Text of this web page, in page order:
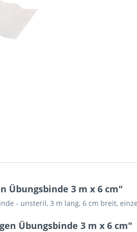
Übungsbinde 3 m x 6 cm"
- unsteril, 3 m lang, 6 cm breit,
Übungsbinde 3 m x 6 cm"